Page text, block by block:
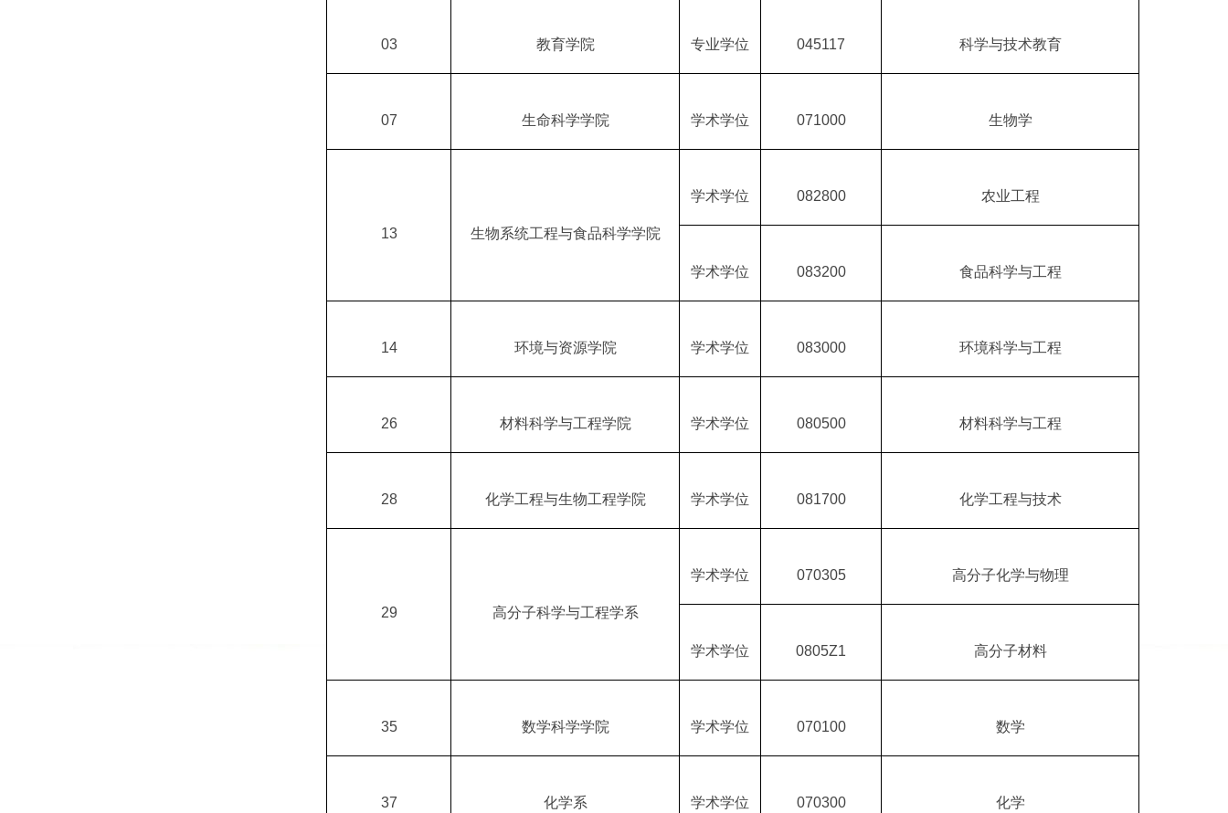
03 教育学院 专业学位 045117 科学与技术教育
07 生命科学学院 学术学位 071000 生物学
13 生物系统工程与食品科学学院
学术学位 082800 农业工程
学术学位 083200 食品科学与工程
14 环境与资源学院 学术学位 083000 环境科学与工程
26 材料科学与工程学院 学术学位 080500 材料科学与工程
28 化学工程与生物工程学院 学术学位 081700 化学工程与技术
29 高分子科学与工程学系
学术学位 070305 高分子化学与物理
学术学位 0805Z1 高分子材料
35 数学科学学院 学术学位 070100 数学
37 化学系 学术学位 070300 化学